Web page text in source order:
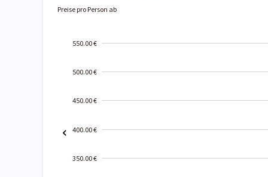
Preise pro Person ab
550.00 €
500.00 €
450.00 €
400.00 €
350.00 €